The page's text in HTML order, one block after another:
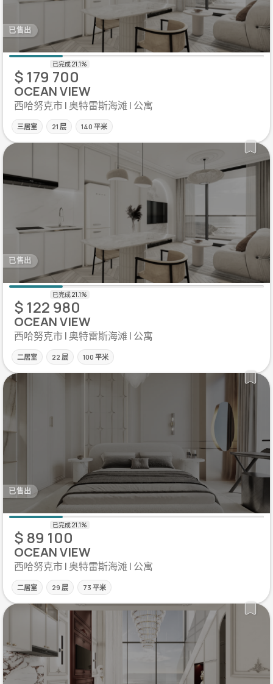
已售出
$ 179 700
OCEAN VIEW
西哈努克市 | 奥特雷斯海滩 | 公寓
三居室 21 层 140 平米
已售出
$ 122 980
OCEAN VIEW
西哈努克市 | 奥特雷斯海滩 | 公寓
二居室 22 层 100 平米
已售出
$ 89 100
OCEAN VIEW
西哈努克市 | 奥特雷斯海滩 | 公寓
二居室 29 层 73 平米